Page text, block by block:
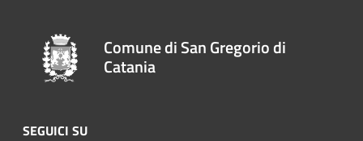
Comune di San Gregorio di
Catania
SEGUICI SU